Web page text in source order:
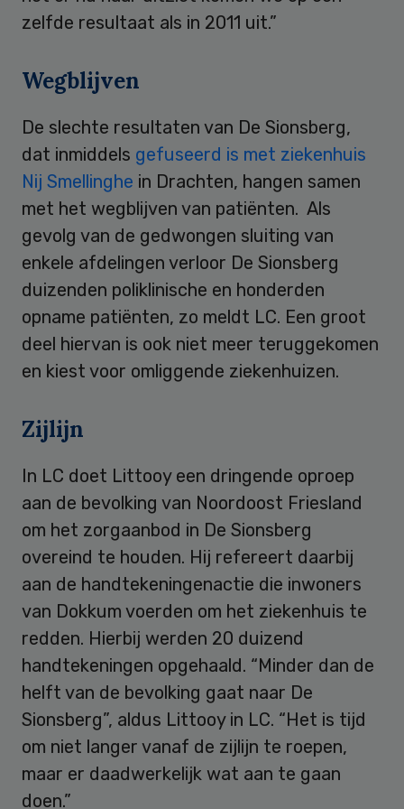
zelfde resultaat als in 2011 uit.”
Wegblijven
De slechte resultaten van De Sionsberg,
dat inmiddels gefuseerd is met ziekenhuis
Nij Smellinghe in Drachten, hangen samen
met het wegblijven van patiënten. Als
gevolg van de gedwongen sluiting van
enkele afdelingen verloor De Sionsberg
duizenden poliklinische en honderden
opname patiënten, zo meldt LC. Een groot
deel hiervan is ook niet meer teruggekomen
en kiest voor omliggende ziekenhuizen.
Zijlijn
In LC doet Littooy een dringende oproep
aan de bevolking van Noordoost Friesland
om het zorgaanbod in De Sionsberg
overeind te houden. Hij refereert daarbij
aan de handtekeningenactie die inwoners
van Dokkum voerden om het ziekenhuis te
redden. Hierbij werden 20 duizend
handtekeningen opgehaald. “Minder dan de
helft van de bevolking gaat naar De
Sionsberg”, aldus Littooy in LC. “Het is tijd
om niet langer vanaf de zijlijn te roepen,
maar er daadwerkelijk wat aan te gaan
doen.”